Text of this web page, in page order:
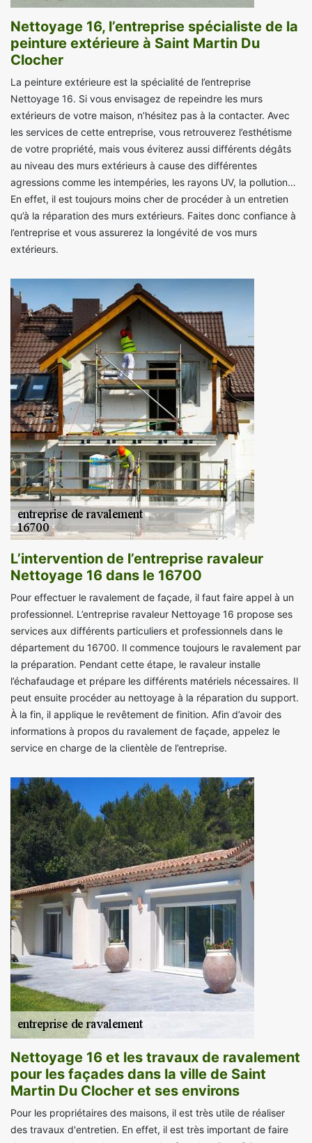
Nettoyage 16, l’entreprise spécialiste de la
peinture extérieure à Saint Martin Du
Clocher
La peinture extérieure est la spécialité de l’entreprise
Nettoyage 16. Si vous envisagez de repeindre les murs
extérieurs de votre maison, n’hésitez pas à la contacter. Avec
les services de cette entreprise, vous retrouverez l’esthétisme
de votre propriété, mais vous éviterez aussi différents dégâts
au niveau des murs extérieurs à cause des différentes
agressions comme les intempéries, les rayons UV, la pollution…
En effet, il est toujours moins cher de procéder à un entretien
qu’à la réparation des murs extérieurs. Faites donc confiance à
l’entreprise et vous assurerez la longévité de vos murs
extérieurs.
L’intervention de l’entreprise ravaleur
Nettoyage 16 dans le 16700
Pour effectuer le ravalement de façade, il faut faire appel à un
professionnel. L’entreprise ravaleur Nettoyage 16 propose ses
services aux différents particuliers et professionnels dans le
département du 16700. Il commence toujours le ravalement par
la préparation. Pendant cette étape, le ravaleur installe
l’échafaudage et prépare les différents matériels nécessaires. Il
peut ensuite procéder au nettoyage à la réparation du support.
À la fin, il applique le revêtement de finition. Afin d’avoir des
informations à propos du ravalement de façade, appelez le
service en charge de la clientèle de l’entreprise.
Nettoyage 16 et les travaux de ravalement
pour les façades dans la ville de Saint
Martin Du Clocher et ses environs
Pour les propriétaires des maisons, il est très utile de réaliser
des travaux d'entretien. En effet, il est très important de faire